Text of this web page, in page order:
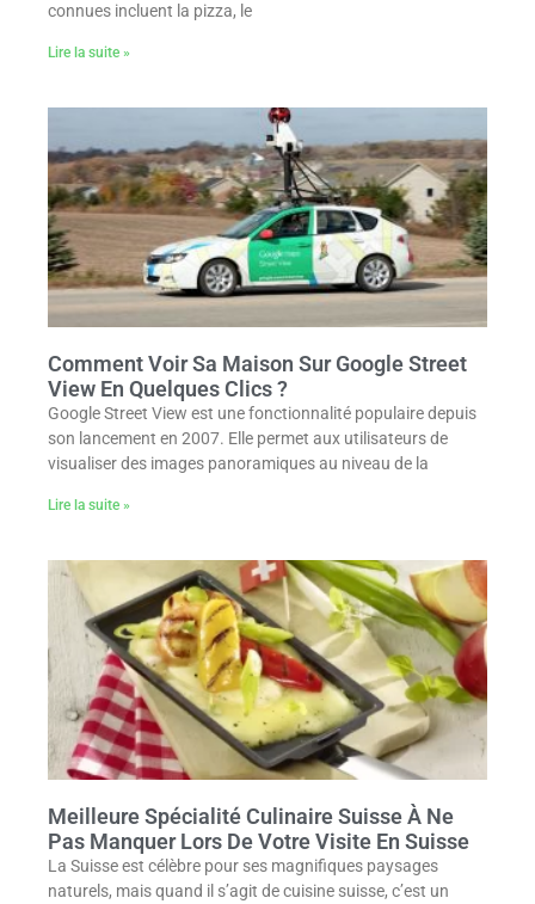
connues incluent la pizza, le
Lire la suite »
Comment Voir Sa Maison Sur Google Street
View En Quelques Clics ?
Google Street View est une fonctionnalité populaire depuis
son lancement en 2007. Elle permet aux utilisateurs de
visualiser des images panoramiques au niveau de la
Lire la suite »
Meilleure Spécialité Culinaire Suisse À Ne
Pas Manquer Lors De Votre Visite En Suisse
La Suisse est célèbre pour ses magnifiques paysages
naturels, mais quand il s’agit de cuisine suisse, c’est un